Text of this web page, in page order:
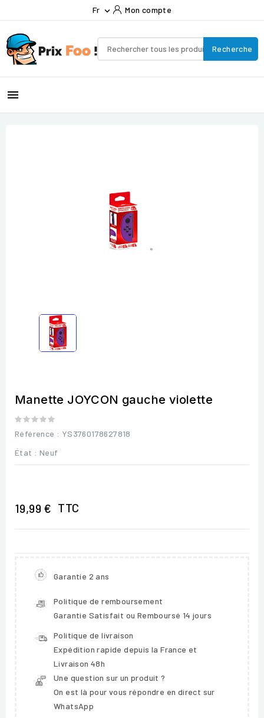
Fr  Mon compte
Recherche

Manette JOYCON gauche violette
Référence : YS3760178627818
État : Neuf
19,99 € TTC
Garantie 2 ans
Politique de remboursement
Garantie Satisfait ou Remboursé 14 jours
Politique de livraison
Expédition rapide depuis la France et
Livraison 48h
Une question sur un produit ?
On est là pour vous répondre en direct sur
WhatsApp